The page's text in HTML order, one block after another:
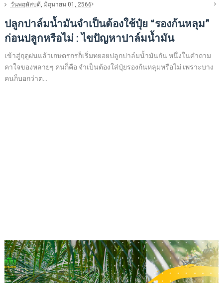
วันพฤหัสบดี, มิถุนายน 01, 2566
ปลูกปาล์มน้ำมันจำเป็นต้องใช้ปุ๋ย “รองก้นหลุม”
ก่อนปลูกหรือไม่ : ไขปัญหาปาล์มน้ำมัน
เข้าสู่ฤดูฝนแล้วเกษตรกรก็เริ่มทยอยปลูกปาล์มน้ำมันกัน หนึ่งในคำถาม
คาใจของหลายๆ คนก็คือ จำเป็นต้องใส่ปุ๋ยรองก้นหลุมหรือไม่ เพราะบาง
คนก็บอกว่าต...